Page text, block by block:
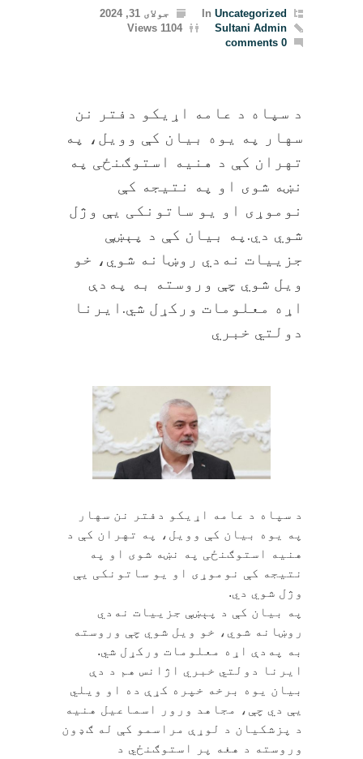
InUncategorized
جولای 31, 2024
Sultani Admin
1104 Views
0 comments
د سپاه د عامه اړیکو دفتر نن
سهار په یوه بیان کې وویل، په
تهران کې د هنيه استوګنځی په
نښه شوی او په نتیجه کې
نوموړی او یو ساتونکی یې وژل
شوي دي.په بیان کې د پېښې
جزییات نه‌دي روښانه شوي، خو
ویل شوي چې وروسته به په‌دې
اړه معلومات ورکړل شي.ایرنا
دولتي خبري
د سپاه د عامه اړیکو دفتر نن سهار
په یوه بیان کې وویل، په تهران کې د
هنيه استوګنځی په نښه شوی او په
نتیجه کې نوموړی او یو ساتونکی یې
وژل شوي دي.
په بیان کې د پېښې جزییات نه‌دي
روښانه شوي، خو ویل شوي چې وروسته
به په‌دې اړه معلومات ورکړل شي.
ایرنا دولتي خبري اژانس هم د دې
بیان یوه برخه خپره کړې ده او ویلي
یې دي چې، مجاهد ورور اسماعیل هنيه
د پزشکیان د لوړې مراسمو کې له ګډون
وروسته د هغه پر استوګنځي د